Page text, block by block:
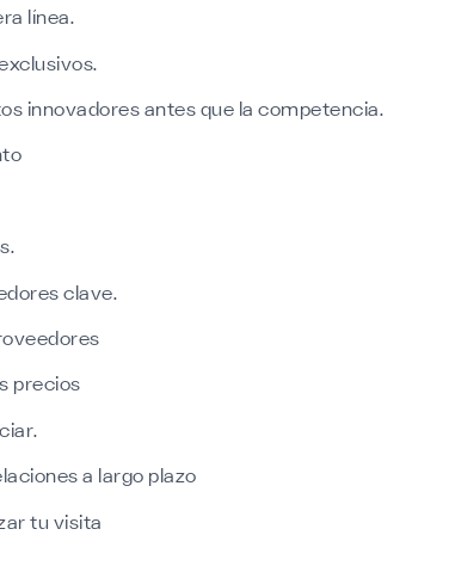
línea.
innovadores antes que la competencia.
clave.
precios
a largo plazo
tu visita